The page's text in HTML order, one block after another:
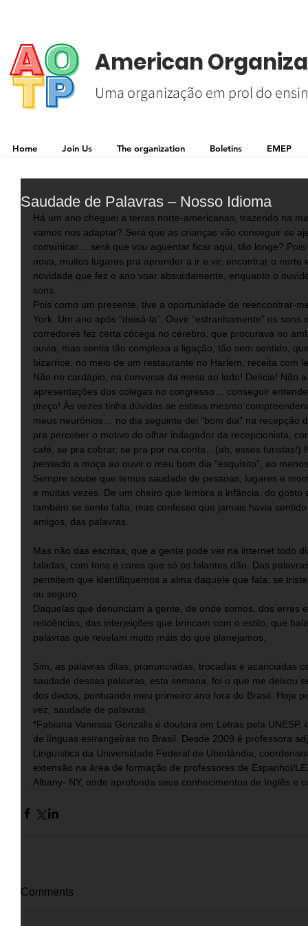
American
Uma organização em prol do
Home Join Us The organization Boletins EMEP
Saudade de Palavras – Nosso Idioma
Há um ano cheguei a terras norte-americanas, trazendo na
vamos nos adaptar? Será que as crianças vão conseguir se
comunicar… será que vou aguentar ficar aqui, tão longe?
nova, muitos lugares pra aprender a ir e vir, encontrar o norte
novidade que fez o ano voar absurdamente, enquanto o
sons.
Pois como um presente, tive a oportunidade de reencontrar-
York. Um ano após “deixá-la”. Ouvir “estranhamente” os
corredores fez certa cócega no cérebro, que procurava no
ouvia, mas sentia tão complexa a ligação, tão sem sentido,
bizarrice: no meio de um restaurante no Harlem, receita com
Não no cardápio, na conversa da mesa ao lado! Delícia! Não
apresentações dos colegas no congresso… conseguir
preço! Às vezes tinha dúvidas se estava mesmo
meus neurônios… no dia seguinte dei “bom dia” na recepção
pra perceber o motivo do olhar indagador da recepcionista,
café, se pra cobrar, se pra por na conta…(ah, esses turistas!)
pensado a moça ao ouvir o meu bom dia “esquisito”, ao
Sempre soube que temos saudade de pessoas, lugares e
e muitas vezes. De um cheiro que lembra a infância, do
também se sente falta, mas confesso que jamais havia
amigos, das palavras.
Mas não das escritas, que a gente pode ver na internet todo
faladas, com tons e cores que só os falantes dão. Das
permitem que identifiquemos a alma daquele que fala: se
ou seguro.
Daquelas que denunciam a gente, de onde somos, dos erres
reticências, das interjeições que brincam com o estilo, que
palavras que revelam muito mais do que planejamos.
Sim, as palavras ditas, pronunciadas, trocadas e acariciadas
saudade dessas palavras, esta semana, foi o que me deixou
dos dedos, pontuando meu primeiro ano fora do Brasil. Hoje
vez, saudade de palavras.
*Fabiana Vanessa Gonzalis é doutora em Letras pela
de línguas estrangeiras no Brasil. Desde 2009 é professora
Linguística da Universidade Federal de Uberlândia,
extensão na área de formação de professores de Espanhol/
Albany- NY, onde aprofunda seus conhecimentos de Inglês e
Comments